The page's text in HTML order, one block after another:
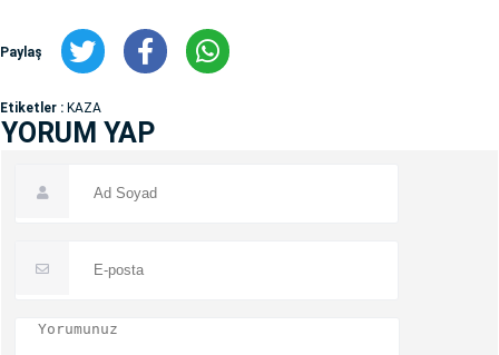
Paylaş
Etiketler : KAZA
YORUM YAP